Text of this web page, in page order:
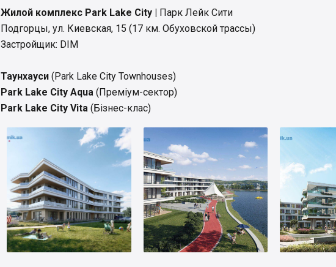
Жилой комплекс Park Lake City | Парк Лейк Сити
Подгорцы, ул. Киевская, 15 (17 км. Обуховской трассы)
Застройщик: DIM
Таунхауси (Park Lake City Townhouses)
Park Lake City Aqua (Преміум-сектор)
Park Lake City Vita (Бізнес-клас)